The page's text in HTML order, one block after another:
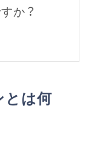
か？
とは何